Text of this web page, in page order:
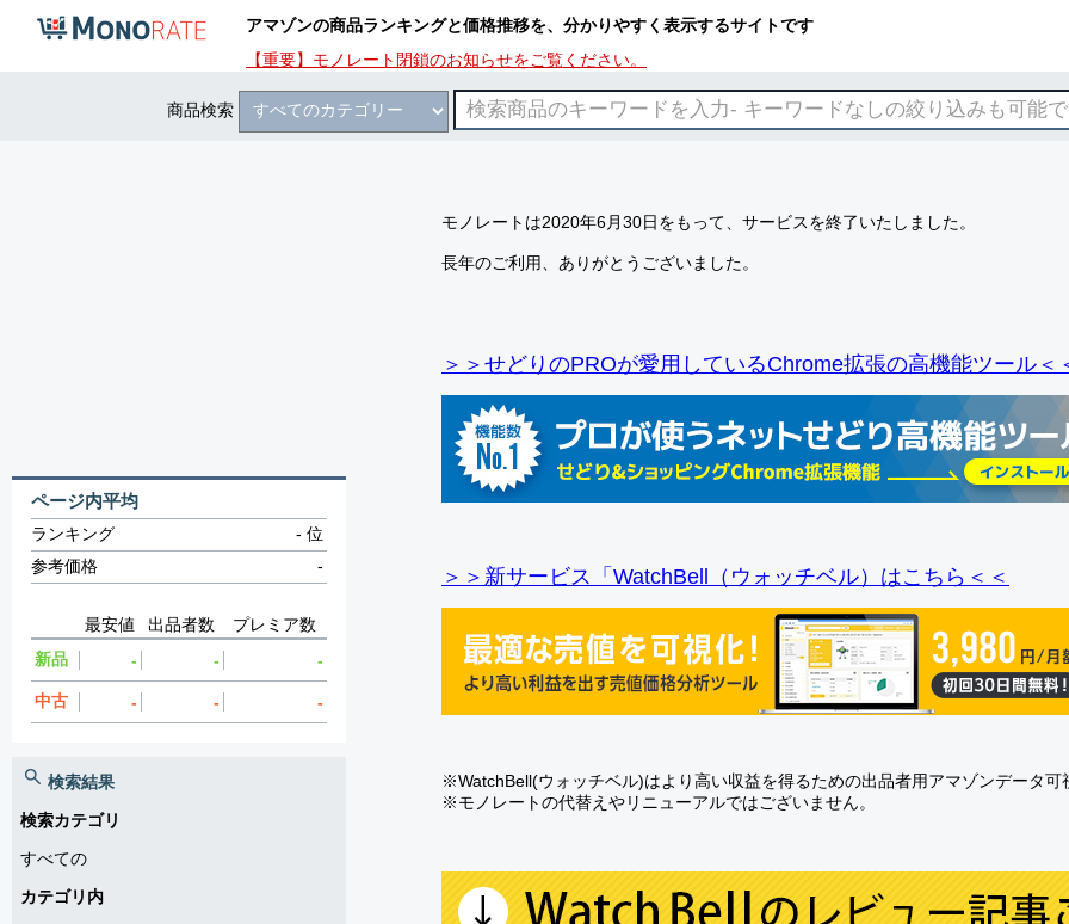
アマゾンの商品ランキングと価格推移を、分かりやすく表示するサイトです
【重要】モノレート閉鎖のお知らせをご覧ください。
商品検索
モノレートは2020年6月30日をもって、サービスを終了いたしました。
長年のご利用、ありがとうございました。
＞＞せどりのPROが愛用しているChrome拡張の高機能ツール＜
＞＞新サービス「WatchBell（ウォッチベル）はこちら＜＜
※WatchBell(ウォッチベル)はより高い収益を得るための出品者用アマゾンデータ可
※モノレートの代替えやリニューアルではございません。
ページ内平均
ランキング -位
参考価格
-
最安値 出品者数
プレミア数
新品
- - -
中古 - - -
検索結果
検索カテゴリ
すべての
カテゴリ内